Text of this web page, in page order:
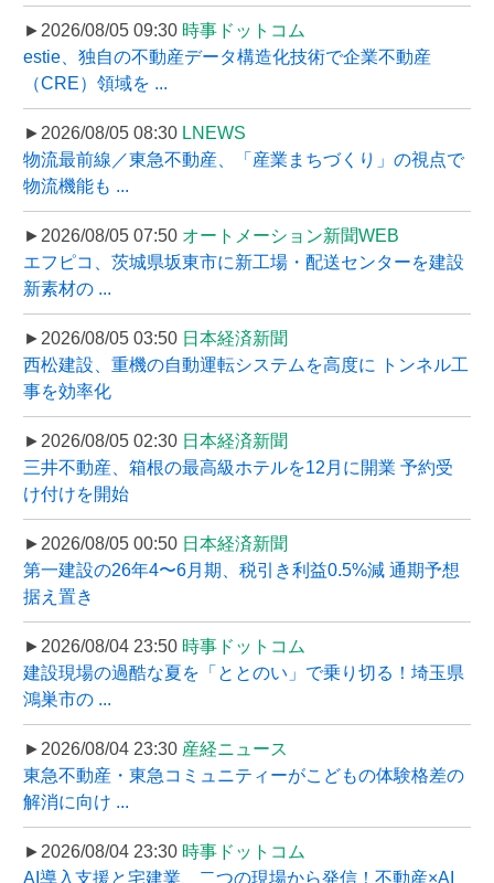
►2026/08/05 09:30 時事ドットコム
estie、独自の不動産データ構造化技術で企業不動産
（CRE）領域を ...
►2026/08/05 08:30 LNEWS
物流最前線／東急不動産、「産業まちづくり」の視点で
物流機能も ...
►2026/08/05 07:50 オートメーション新聞WEB
エフピコ、茨城県坂東市に新工場・配送センターを建設
新素材の ...
►2026/08/05 03:50 日本経済新聞
西松建設、重機の自動運転システムを高度に トンネル工
事を効率化
►2026/08/05 02:30 日本経済新聞
三井不動産、箱根の最高級ホテルを12月に開業 予約受
け付けを開始
►2026/08/05 00:50 日本経済新聞
第一建設の26年4〜6月期、税引き利益0.5%減 通期予想
据え置き
►2026/08/04 23:50 時事ドットコム
建設現場の過酷な夏を「ととのい」で乗り切る！埼玉県
鴻巣市の ...
►2026/08/04 23:30 産経ニュース
東急不動産・東急コミュニティーがこどもの体験格差の
解消に向け ...
►2026/08/04 23:30 時事ドットコム
AI導入支援と宅建業、二つの現場から発信！不動産×AI